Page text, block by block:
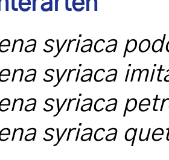
syriaca
syriaca
syriaca
syriaca